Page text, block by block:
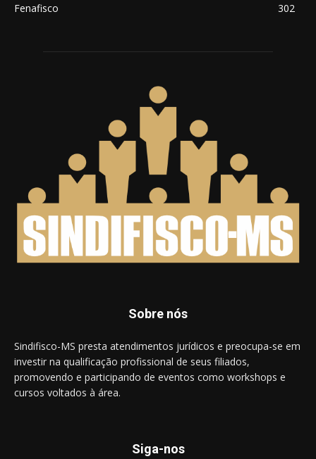
Fenafisco
302
Sobre nós
Sindifisco-MS presta atendimentos jurídicos e preocupa-se em
investir na qualificação profissional de seus filiados,
promovendo e participando de eventos como workshops e
cursos voltados à área.
Siga-nos